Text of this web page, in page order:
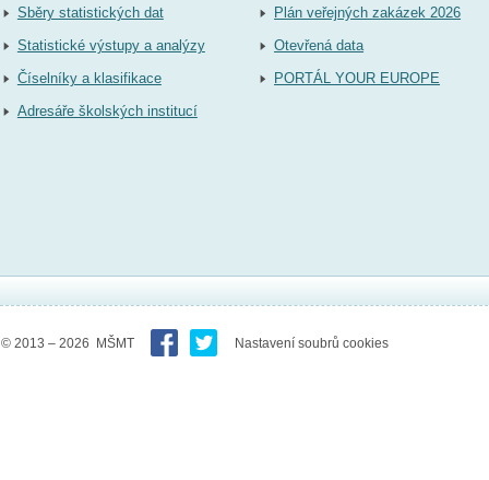
Sběry statistických dat
Statistické výstupy a analýzy
Číselníky a klasifikace
Adresáře školských institucí
Plán veřejných zakázek 2026
Otevřená data
PORTÁL YOUR EUROPE
© 2013 – 2026 MŠMT Nastavení soubrů cookies